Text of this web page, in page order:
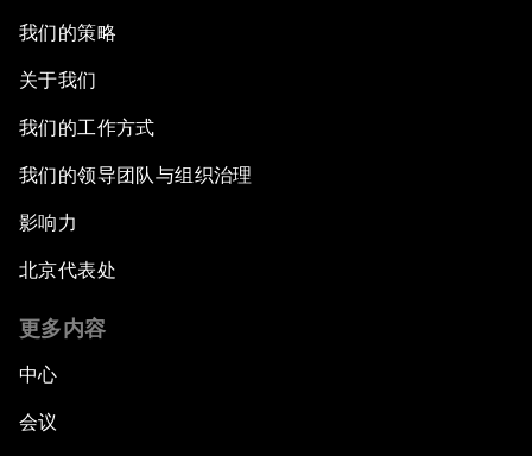
我们的策略
关于我们
我们的工作方式
我们的领导团队与组织治理
影响力
北京代表处
更多内容
中心
会议